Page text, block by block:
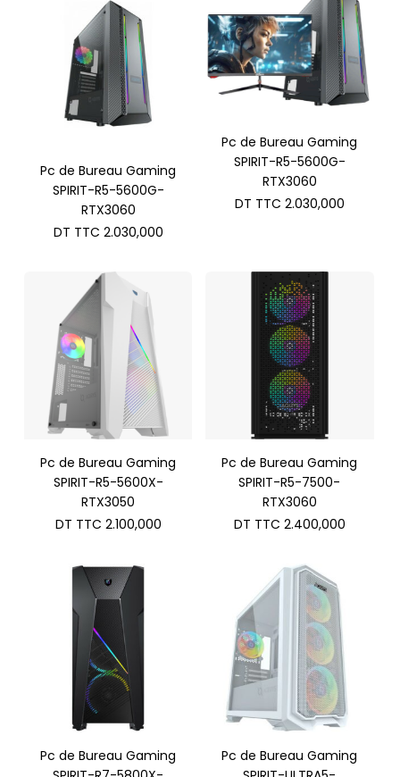
Pc de Bureau Gaming
SPIRIT-R5-5600G-
RTX3060
DT TTC 2.030,000
Pc de Bureau Gaming
SPIRIT-R5-5600G-
RTX3060
DT TTC 2.030,000
Pc de Bureau Gaming
SPIRIT-R5-5600X-
RTX3050
DT TTC 2.100,000
Pc de Bureau Gaming
SPIRIT-R5-7500-
RTX3060
DT TTC 2.400,000
Pc de Bureau Gaming
Pc de Bureau Gaming